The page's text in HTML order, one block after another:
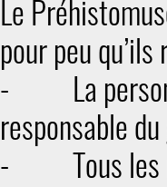
Le
pour peu
- La
responsable
- Tous les